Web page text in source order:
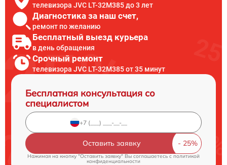
телевизора JVC LT-32M385 до 3 лет
Диагностика за наш счет,
ремонт по желанию
Бесплатный выезд курьера
в день обращения
Срочный ремонт
телевизора JVC LT-32M385 от 35 минут
Бесплатная консультация со
специалистом
Оставить заявку
Нажимая на кнопку "Оставить заявку" Вы соглашаетесь cполитикой
конфиденциальности